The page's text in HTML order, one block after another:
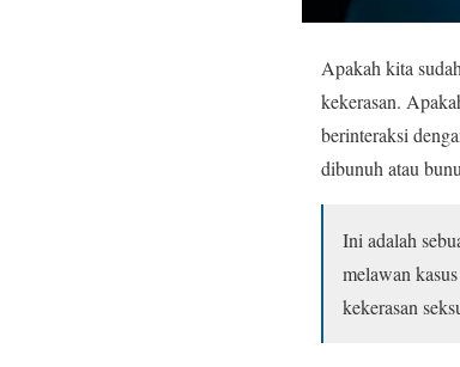
Apakah kita
kekerasan.
berinteraksi
dibunuh atau
Ini adalah
melawan
kekerasan